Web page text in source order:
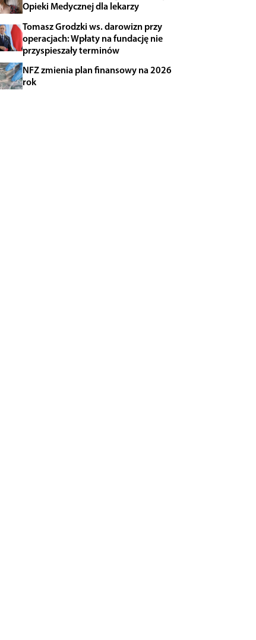
Opieki Medycznej dla lekarzy
Tomasz Grodzki ws. darowizn przy
operacjach: Wpłaty na fundację nie
przyspieszały terminów
NFZ zmienia plan finansowy na 2026
rok